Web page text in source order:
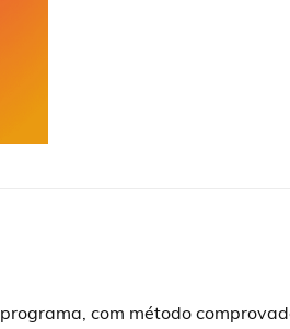
com método